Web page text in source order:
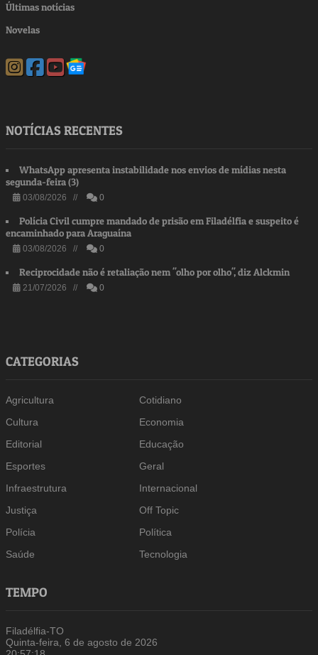
Últimas notícias
Novelas
NOTÍCIAS RECENTES
WhatsApp apresenta instabilidade nos envios de mídias nesta
segunda-feira (3)
03/08/2026 // 0
Polícia Civil cumpre mandado de prisão em Filadélfia e suspeito é
encaminhado para Araguaína
03/08/2026 // 0
Reciprocidade não é retaliação nem "olho por olho", diz Alckmin
21/07/2026 // 0
CATEGORIAS
Agricultura
Cotidiano
Cultura
Economia
Editorial
Educação
Esportes
Geral
Infraestrutura
Internacional
Justiça
Off Topic
Polícia
Política
Saúde
Tecnologia
TEMPO
Filadélfia-TO
Quinta-feira, 6 de agosto de 2026